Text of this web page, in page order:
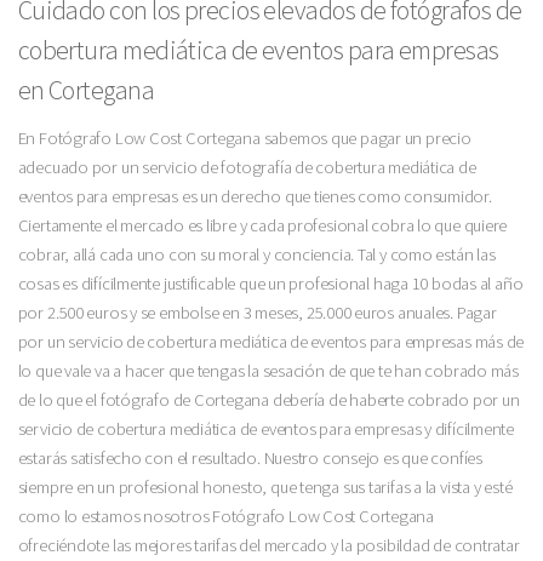
Cuidado con los precios elevados de fotógrafos de
cobertura mediática de eventos para empresas
en Cortegana
En Fotógrafo Low Cost Cortegana sabemos que pagar un precio
adecuado por un servicio de fotografía de cobertura mediática de
eventos para empresas es un derecho que tienes como consumidor.
Ciertamente el mercado es libre y cada profesional cobra lo que quiere
cobrar, allá cada uno con su moral y conciencia. Tal y como están las
cosas es difícilmente justificable que un profesional haga 10 bodas al año
por 2.500 euros y se embolse en 3 meses, 25.000 euros anuales. Pagar
por un servicio de cobertura mediática de eventos para empresas más de
lo que vale va a hacer que tengas la sesación de que te han cobrado más
de lo que el fotógrafo de Cortegana debería de haberte cobrado por un
servicio de cobertura mediática de eventos para empresas y difícilmente
estarás satisfecho con el resultado. Nuestro consejo es que confíes
siempre en un profesional honesto, que tenga sus tarifas a la vista y esté
como lo estamos nosotros Fotógrafo Low Cost Cortegana
ofreciéndote las mejores tarifas del mercado y la posibildad de contratar